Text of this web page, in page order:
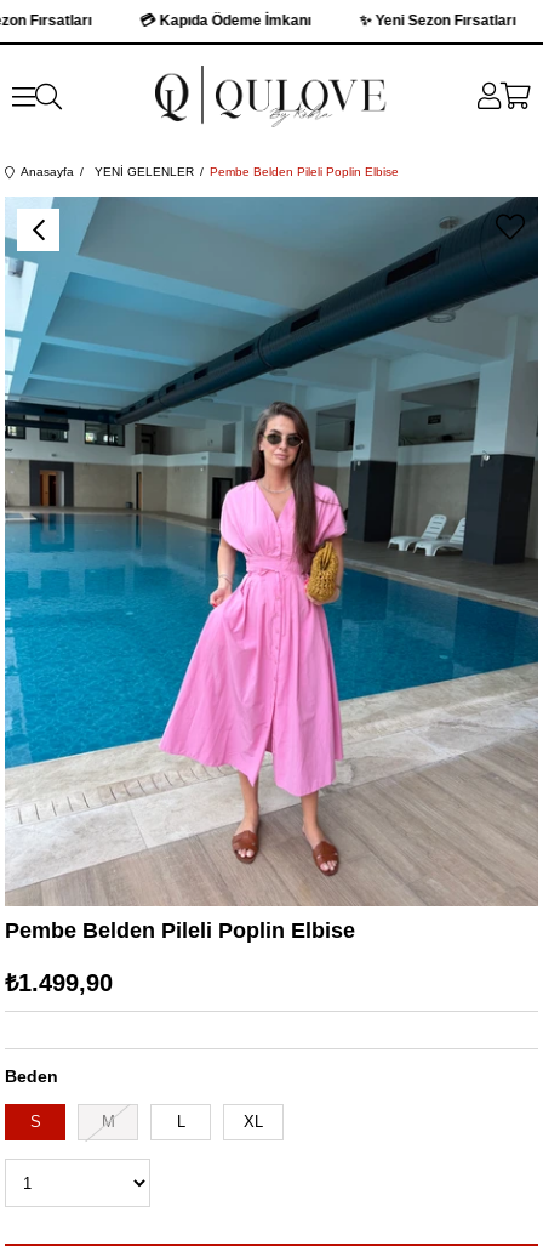
💳 Kapıda Ödeme İmkanı ✨ Yeni Sezon Fırsatları
Anasayfa YENİ GELENLER Pembe Belden Pileli Poplin Elbise
Pembe Belden Pileli Poplin Elbise
₺1.499,90
Beden
S M L XL